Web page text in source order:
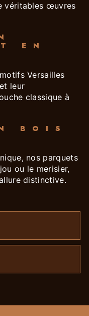
véritables œuvres
EN
Versailles
leur
classique à
BOIS
nos parquets
ou le merisier,
distinctive.